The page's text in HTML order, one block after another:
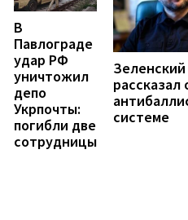
В
Павлограде
удар РФ
уничтожил
депо
Укрпочты:
погибли две
сотрудницы
Зеленский
рассказал
системе